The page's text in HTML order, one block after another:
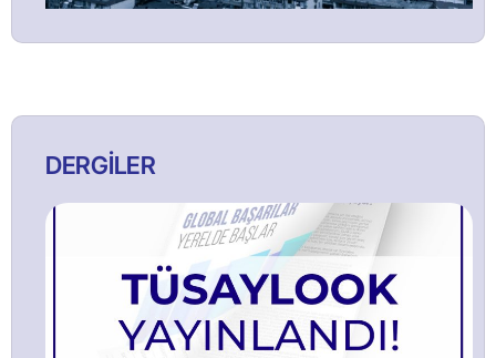
DERGİLER